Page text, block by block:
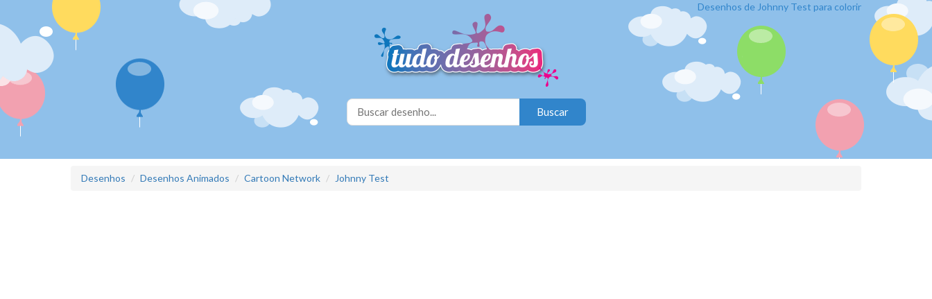
Desenhos de Johnny Test para colorir
Desenhos Desenhos Animados Cartoon Network Johnny Test